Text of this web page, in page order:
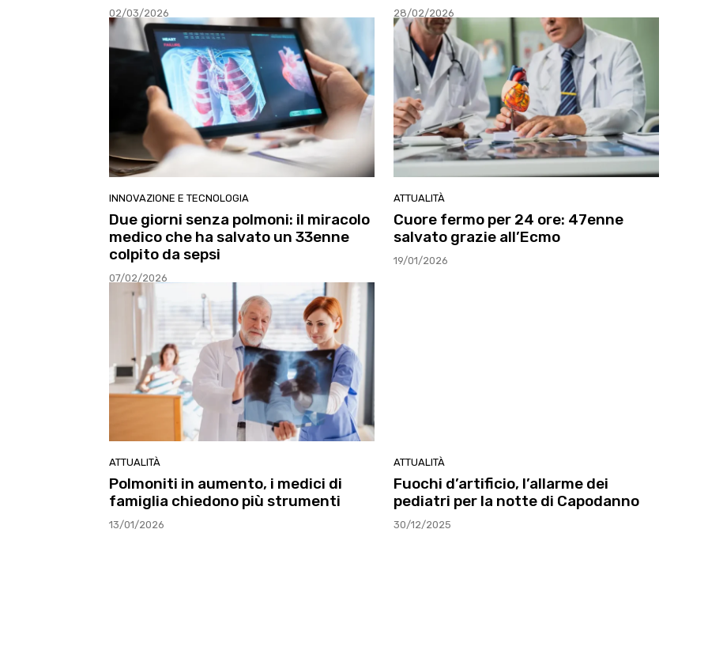
02/03/2026 28/02/2026
INNOVAZIONE E TECNOLOGIA
Due giorni senza polmoni: il miracolo
medico che ha salvato un 33enne
colpito da sepsi
07/02/2026
ATTUALITÀ
Cuore fermo per 24 ore: 47enne
salvato grazie all’Ecmo
19/01/2026
ATTUALITÀ
Polmoniti in aumento, i medici di
famiglia chiedono più strumenti
13/01/2026
ATTUALITÀ
Fuochi d’artificio, l’allarme dei
pediatri per la notte di Capodanno
30/12/2025